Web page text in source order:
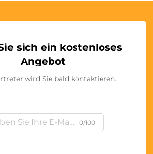
sich ein kostenloses
Angebot
wird Sie bald kontaktieren.
0/100